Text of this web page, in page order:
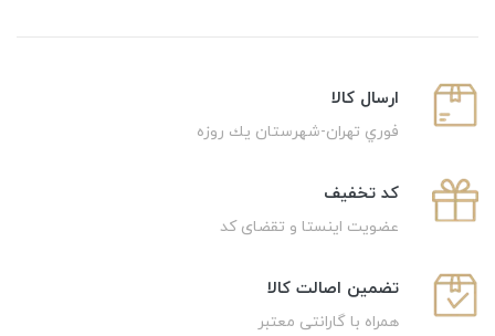
ارسال كالا
فوري تهران-شهرستان يك روزه
كد تخفيف
عضویت اینستا و تقضای کد
تضمین اصالت کالا
همراه با گارانتی معتبر